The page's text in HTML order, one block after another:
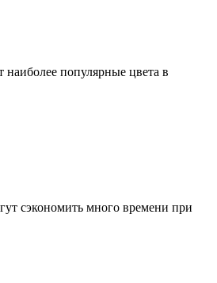
наиболее популярные цвета в
сэкономить много времени при